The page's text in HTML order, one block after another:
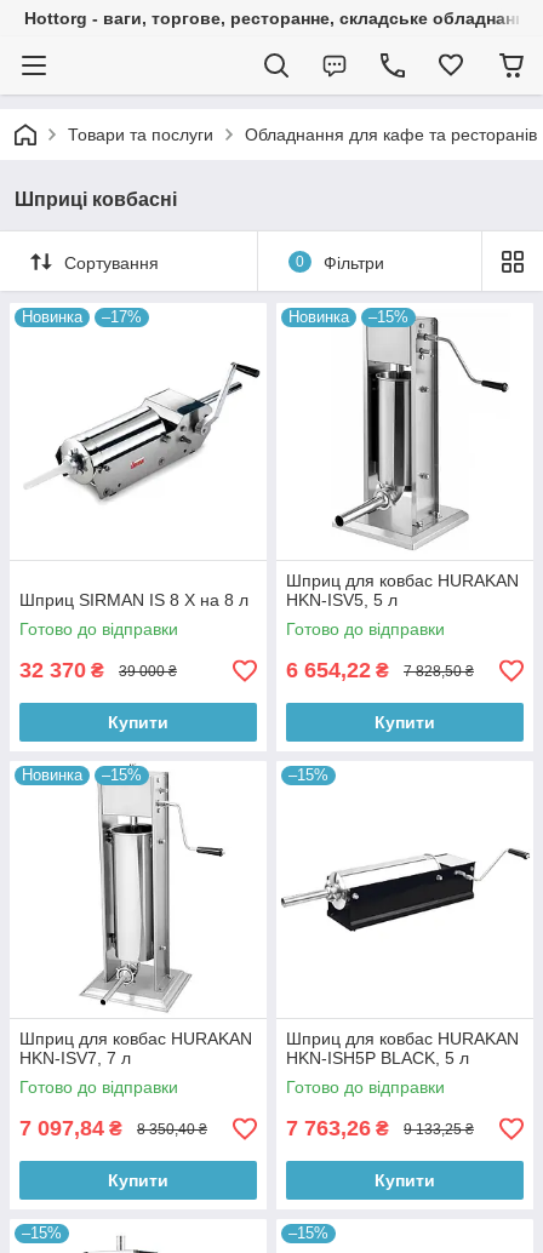
Hottorg - ваги, торгове, ресторанне, складське обладнання
Товари та послуги Обладнання для кафе та ресторанів
Шприці ковбасні
Сортування 0 Фільтри
Новинка –17%
Шприц SIRMAN IS 8 X на 8 л
Готово до відправки
32 370 ₴ 39 000 ₴
Купити
Новинка –15%
Шприц для ковбас HURAKAN
HKN-ISV5, 5 л
Готово до відправки
6 654,22 ₴ 7 828,50 ₴
Купити
Новинка –15%
Шприц для ковбас HURAKAN
HKN-ISV7, 7 л
Готово до відправки
7 097,84 ₴ 8 350,40 ₴
Купити
–15%
Шприц для ковбас HURAKAN
HKN-ISH5P BLACK, 5 л
Готово до відправки
7 763,26 ₴ 9 133,25 ₴
Купити
–15% –15%